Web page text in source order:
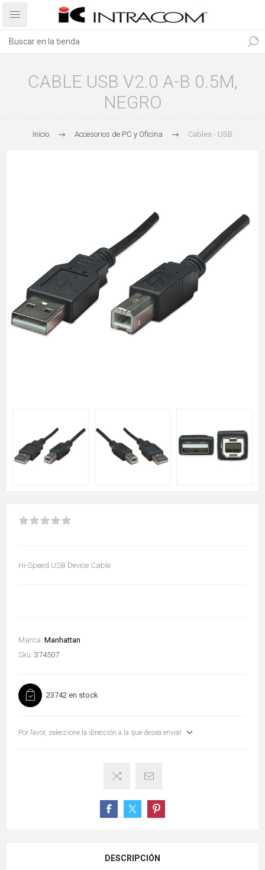
CABLE USB V2.0 A-B 0.5M,
NEGRO
Inicio Accesorios de PC y Oficina Cables - USB
Hi-Speed USB Device Cable
Marca: Manhattan
Sku: 374507
23742 en stock
Por favor, seleccione la dirección a la que desea enviar
DESCRIPCIÓN